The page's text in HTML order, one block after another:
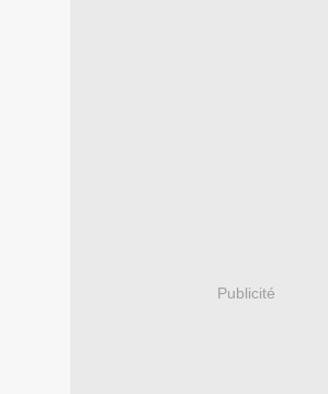
Publicité